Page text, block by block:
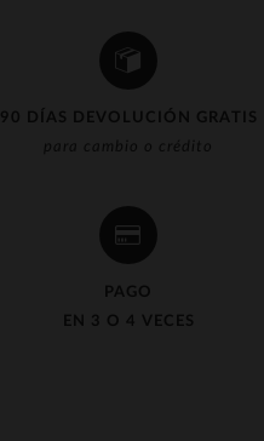
90 DÍAS DEVOLUCIÓN GRATIS
para cambio o crédito
PAGO
EN 3 O 4 VECES